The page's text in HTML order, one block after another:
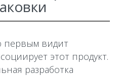
первым видит
этот продукт.
разработка